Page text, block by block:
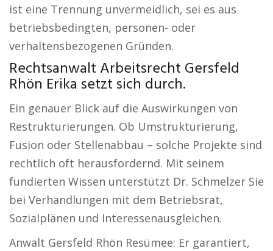
ist eine Trennung unvermeidlich, sei es aus
betriebsbedingten, personen- oder
verhaltensbezogenen Gründen.
Rechtsanwalt Arbeitsrecht Gersfeld
Rhön Erika setzt sich durch.
Ein genauer Blick auf die Auswirkungen von
Restrukturierungen. Ob Umstrukturierung,
Fusion oder Stellenabbau – solche Projekte sind
rechtlich oft herausfordernd. Mit seinem
fundierten Wissen unterstützt Dr. Schmelzer Sie
bei Verhandlungen mit dem Betriebsrat,
Sozialplänen und Interessenausgleichen.
Anwalt Gersfeld Rhön Resümee: Er garantiert,